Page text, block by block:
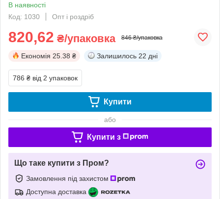
В наявності
Код: 1030
Опт і роздріб
820,62 ₴/упаковка 846 ₴/упаковка
Економія 25.38 ₴ Залишилось 22 дні
786 ₴ від 2 упаковок
Купити
або
Купити з
Що таке купити з Пром?
Замовлення під захистом
Доступна доставка